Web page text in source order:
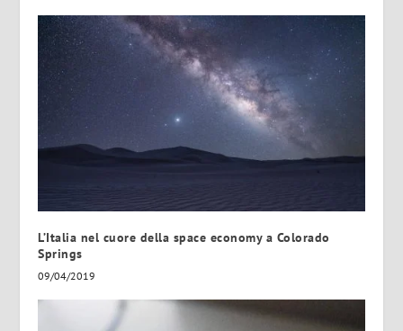
L’Italia nel cuore della space economy a Colorado
Springs
09/04/2019